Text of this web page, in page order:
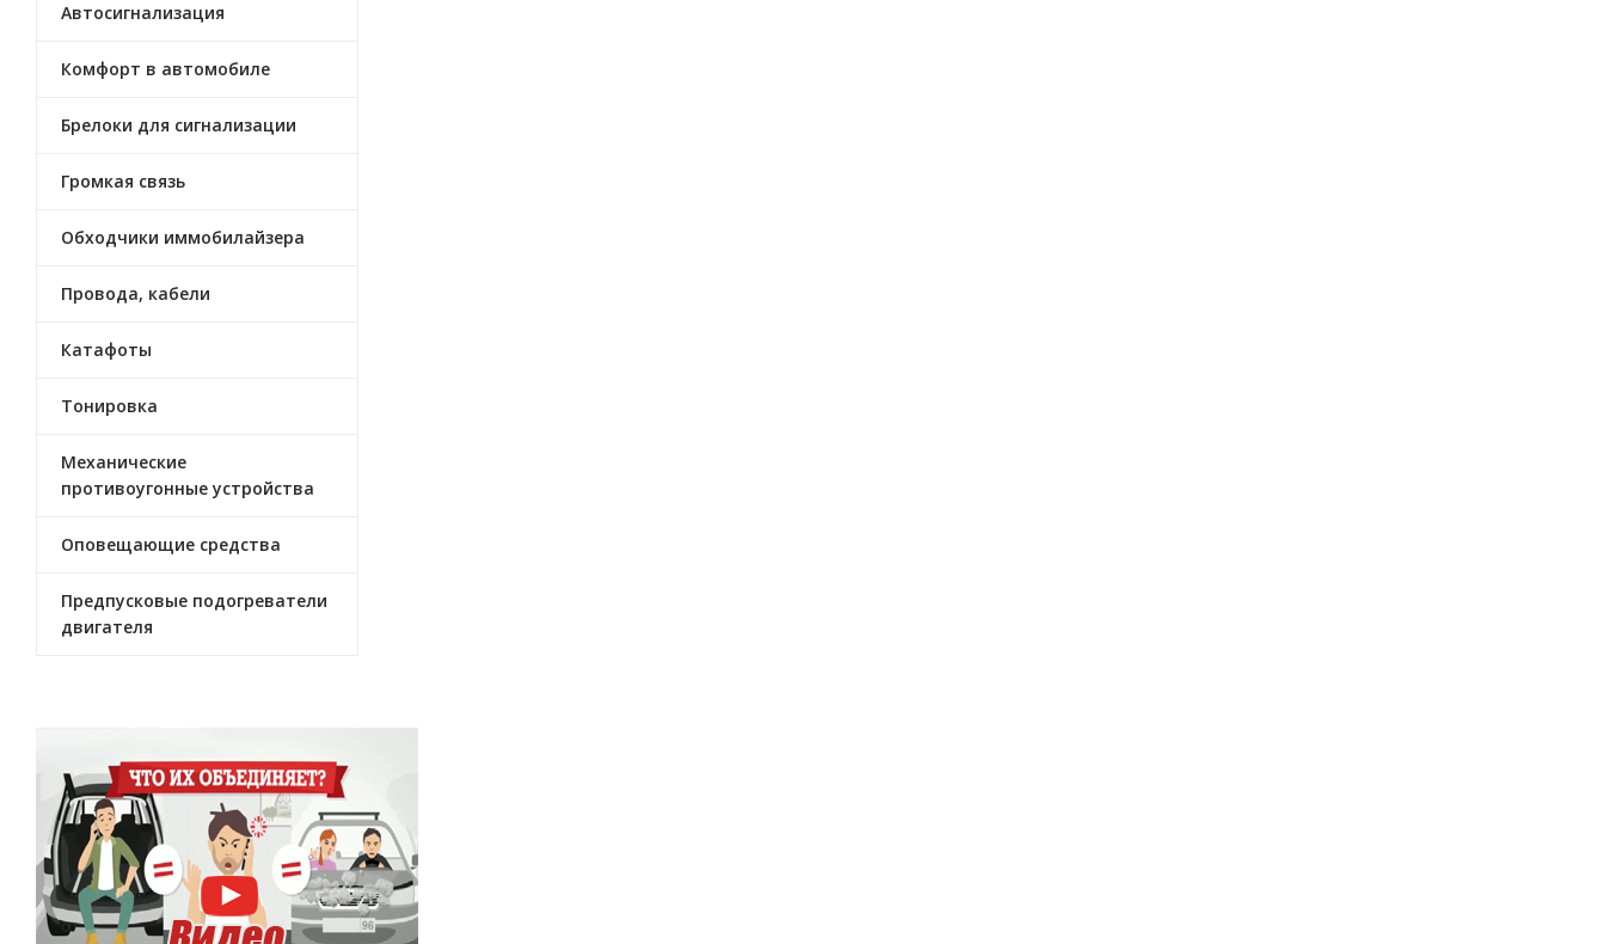
Автосигнализация
Комфорт в автомобиле
Брелоки для сигнализации
Громкая связь
Обходчики иммобилайзера
Провода, кабели
Катафоты
Тонировка
Механические
противоугонные устройства
Оповещающие средства
Предпусковые подогреватели
двигателя